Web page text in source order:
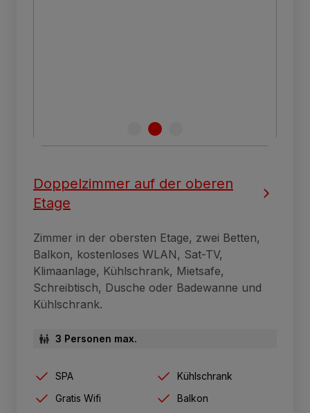
Doppelzimmer auf der oberen
Etage
Zimmer in der obersten Etage, zwei Betten,
Balkon, kostenloses WLAN, Sat-TV,
Klimaanlage, Kühlschrank, Mietsafe,
Schreibtisch, Dusche oder Badewanne und
Kühlschrank.
3 Personen max.
SPA
Kühlschrank
Gratis Wifi
Balkon